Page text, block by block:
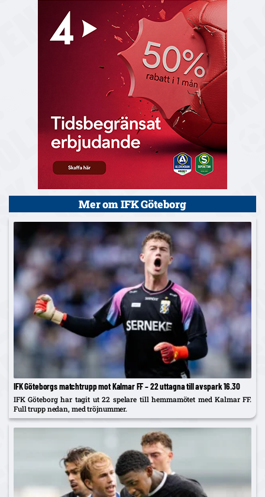
Mer om IFK Göteborg
IFK Göteborgs matchtrupp mot Kalmar FF – 22 uttagna till avspark 16.30
IFK Göteborg har tagit ut 22 spelare till hemmamötet med Kalmar FF.
Full trupp nedan, med tröjnummer.